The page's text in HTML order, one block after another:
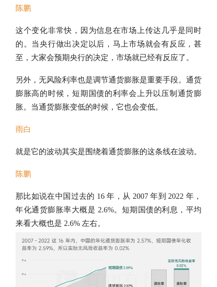
陈鹏
这个变化非常快，因为信息在市场上传达几乎是同时
的。当央行做出决定以后，马上市场就会有反应，甚
至，大家会预期央行的决定，市场就已经有反应了。
另外，无风险利率也是调节通货膨胀是重要手段。通货
膨胀高的时候，短期国债的利率会上升以压制通货膨
胀。当通货膨胀变低的时候，它也会变低。
雨白
就是它的波动其实是围绕着通货膨胀的这条线在波动。
陈鹏
那比如说在中国过去的 16 年，从 2007 年到 2022 年，
年化通货膨胀率大概是 2.6%。 短期国债的利息，平均
来看大概也是 2.6% 左右。